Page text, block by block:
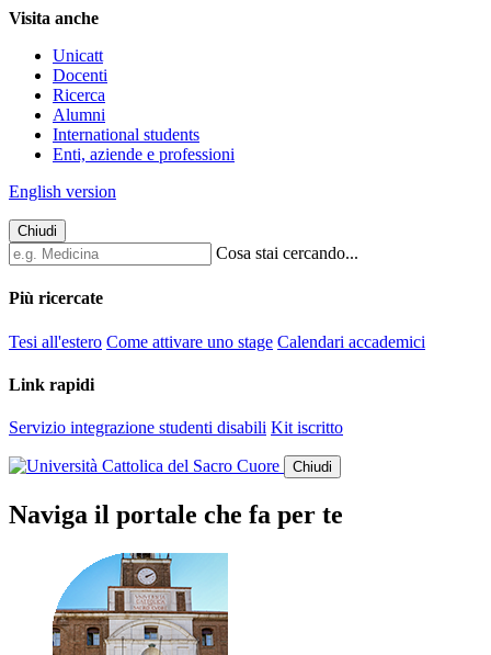
Visita anche
Unicatt
Docenti
Ricerca
Alumni
International students
Enti, aziende e professioni
English version
Chiudi
Cosa stai cercando...
Più ricercate
Tesi all'estero Come attivare uno stage Calendari accademici
Link rapidi
Servizio integrazione studenti disabili Kit iscritto
Chiudi
Naviga il portale che fa per te